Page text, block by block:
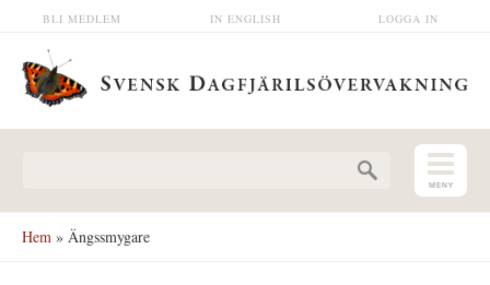
Hoppa till huvudinnehåll LOGGA IN
IN ENGLISH
BLI MEDLEM
Hem » Ängssmygare